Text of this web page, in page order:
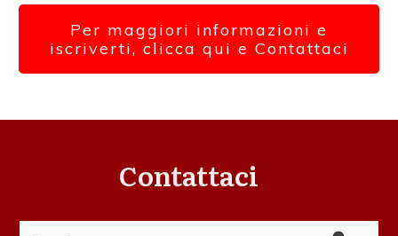
Per maggiori informazioni e
iscriverti, clicca qui e Contattaci
Contattaci